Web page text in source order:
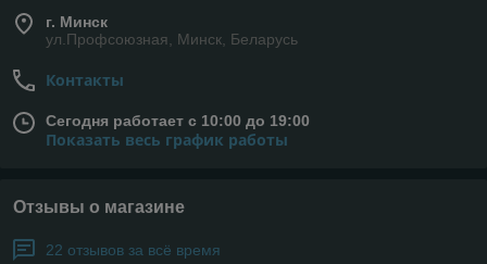
г. Минск
ул.Профсоюзная, Минск, Беларусь
Контакты
Сегодня работает с 10:00 до 19:00
Показать весь график работы
Отзывы о магазине
22 отзывов за всё время